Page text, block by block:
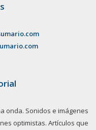
onda. Sonidos e imágenes
optimistas. Artículos que